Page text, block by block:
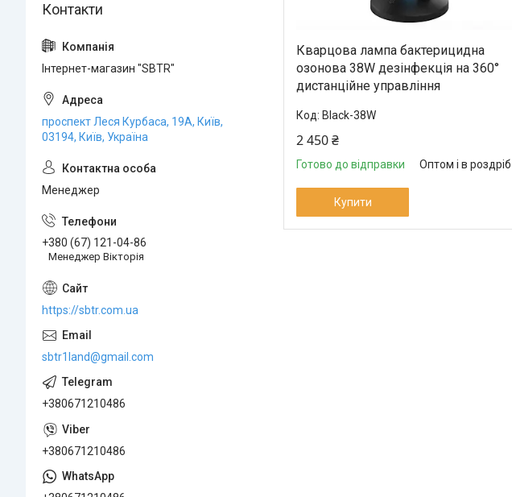
Кварцова лампа бактерицидна
озонова 38W дезінфекція на 360°
дистанційне управління
Black-38W
2 450 ₴
Готово до відправки Оптом і в роздріб
Купити
Інтернет-магазин "SBTR"
проспект Леся Курбаса, 19А, Київ,
03194, Київ, Україна
Менеджер
+380 (67) 121-04-86
Менеджер Вікторія
https://sbtr.com.ua
sbtr1land@gmail.com
+380671210486
+380671210486